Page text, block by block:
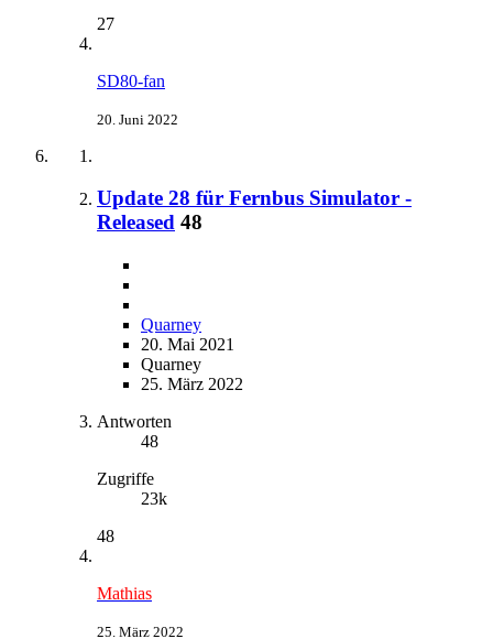
27
SD80-fan
20. Juni 2022
Update 28 für Fernbus Simulator -
Released 48
Quarney
20. Mai 2021
Quarney
25. März 2022
Antworten
48
Zugriffe
23k
48
Mathias
25. März 2022